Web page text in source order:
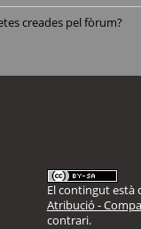
creades pel fòrum?
El contingut està
Atribució -
contrari.